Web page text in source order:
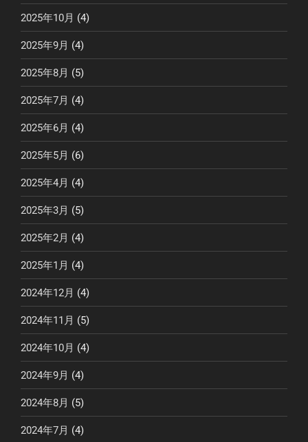
2025年10月 (4)
2025年9月 (4)
2025年8月 (5)
2025年7月 (4)
2025年6月 (4)
2025年5月 (6)
2025年4月 (4)
2025年3月 (5)
2025年2月 (4)
2025年1月 (4)
2024年12月 (4)
2024年11月 (5)
2024年10月 (4)
2024年9月 (4)
2024年8月 (5)
2024年7月 (4)